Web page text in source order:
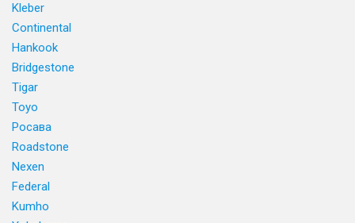
Kleber
Continental
Hankook
Bridgestone
Tigar
Toyo
Росава
Roadstone
Nexen
Federal
Kumho